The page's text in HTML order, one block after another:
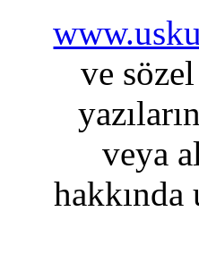
ve
veya
hakkında